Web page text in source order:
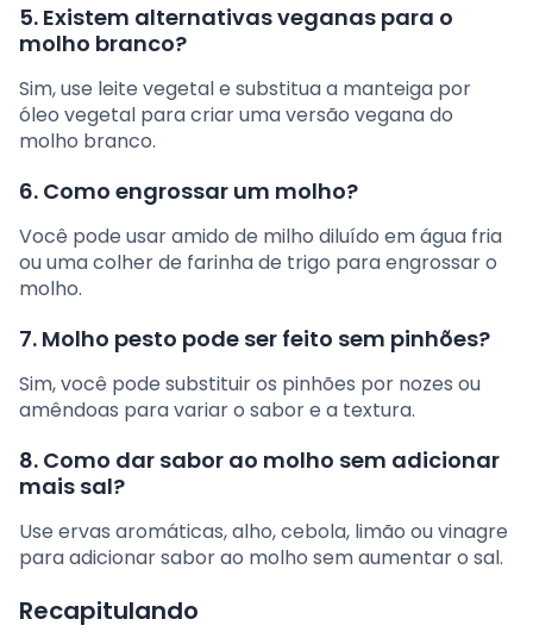
5. Existem alternativas veganas para o
molho branco?
Sim, use leite vegetal e substitua a manteiga por
óleo vegetal para criar uma versão vegana do
molho branco.
6. Como engrossar um molho?
Você pode usar amido de milho diluído em água fria
ou uma colher de farinha de trigo para engrossar o
molho.
7. Molho pesto pode ser feito sem pinhões?
Sim, você pode substituir os pinhões por nozes ou
amêndoas para variar o sabor e a textura.
8. Como dar sabor ao molho sem adicionar
mais sal?
Use ervas aromáticas, alho, cebola, limão ou vinagre
para adicionar sabor ao molho sem aumentar o sal.
Recapitulando